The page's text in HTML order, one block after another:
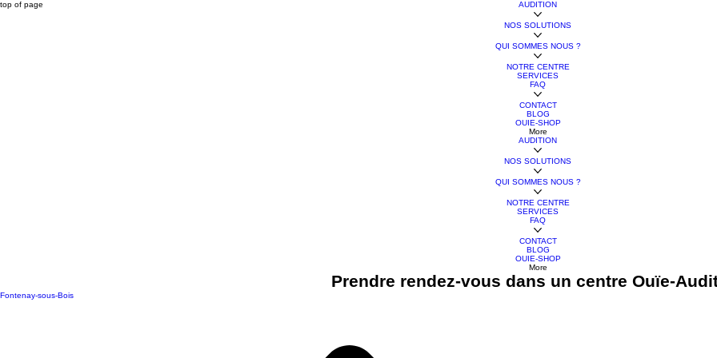
top of page AUDITION
NOS SOLUTIONS
QUI SOMMES NOUS ?
NOTRE CENTRE
SERVICES
FAQ
CONTACT
BLOG
OUIE-SHOP
More
AUDITION
NOS SOLUTIONS
QUI SOMMES NOUS ?
NOTRE CENTRE
SERVICES
FAQ
CONTACT
BLOG
OUIE-SHOP
More
Prendre rendez-vous dans un centre Ouïe-
Fontenay-sous-Bois